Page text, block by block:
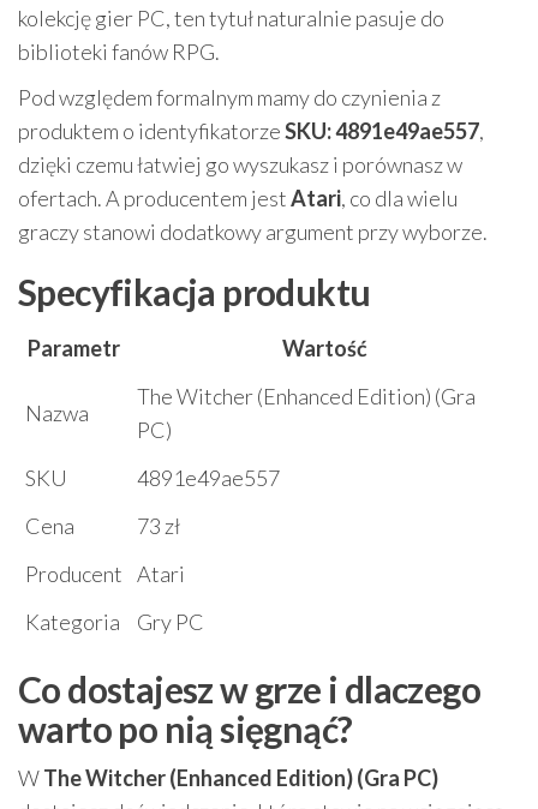
kolekcję gier PC, ten tytuł naturalnie pasuje do
biblioteki fanów RPG.
Pod względem formalnym mamy do czynienia z
produktem o identyfikatorzeSKU: 4891e49ae557,
dzięki czemu łatwiej go wyszukasz i porównasz w
ofertach. A producentem jestAtari, co dla wielu
graczy stanowi dodatkowy argument przy wyborze.
Specyfikacja produktu
Parametr Wartość
Nazwa
The Witcher (Enhanced Edition) (Gra
PC)
SKU
4891e49ae557
Cena
73 zł
Producent Atari
Kategoria
Gry PC
Co dostajesz w grze i dlaczego
warto po nią sięgnąć?
WThe Witcher (Enhanced Edition) (Gra PC)